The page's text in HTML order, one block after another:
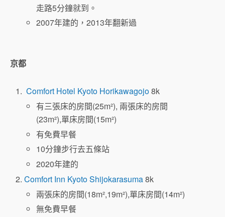
走路5分鐘就到。
2007年建的，2013年翻新過
京都
Comfort Hotel Kyoto Horikawagojo8k
有三張床的房間(25m²), 兩張床的房間
(23m²),單床房間(15m²)
有免費早餐
10分鐘步行去五條站
2020年建的
Comfort Inn Kyoto Shijokarasuma8k
兩張床的房間(18m²,19m²),單床房間(14m²)
無免費早餐